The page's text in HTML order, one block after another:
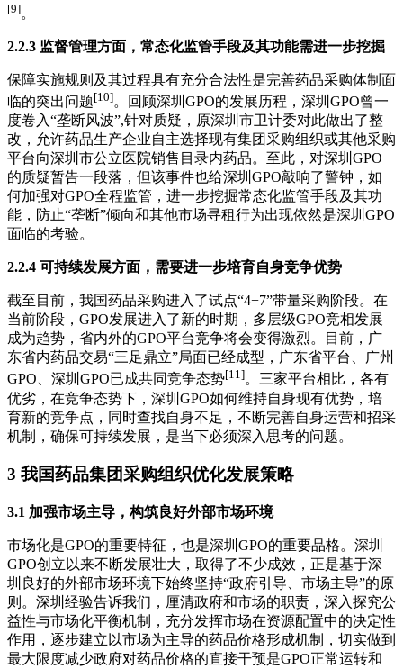
[9]。
2.2.3 监督管理方面，常态化监管手段及其功能需进一步挖掘
保障实施规则及其过程具有充分合法性是完善药品采购体制面
临的突出问题[10]。回顾深圳GPO的发展历程，深圳GPO曾一
度卷入“垄断风波”,针对质疑，原深圳市卫计委对此做出了整
改，允许药品生产企业自主选择现有集团采购组织或其他采购
平台向深圳市公立医院销售目录内药品。至此，对深圳GPO
的质疑暂告一段落，但该事件也给深圳GPO敲响了警钟，如
何加强对GPO全程监管，进一步挖掘常态化监管手段及其功
能，防止“垄断”倾向和其他市场寻租行为出现依然是深圳GPO
面临的考验。
2.2.4 可持续发展方面，需要进一步培育自身竞争优势
截至目前，我国药品采购进入了试点“4+7”带量采购阶段。在
当前阶段，GPO发展进入了新的时期，多层级GPO竞相发展
成为趋势，省内外的GPO平台竞争将会变得激烈。目前，广
东省内药品交易“三足鼎立”局面已经成型，广东省平台、广州
GPO、深圳GPO已成共同竞争态势[11]。三家平台相比，各有
优劣，在竞争态势下，深圳GPO如何维持自身现有优势，培
育新的竞争点，同时查找自身不足，不断完善自身运营和招采
机制，确保可持续发展，是当下必须深入思考的问题。
3 我国药品集团采购组织优化发展策略
3.1 加强市场主导，构筑良好外部市场环境
市场化是GPO的重要特征，也是深圳GPO的重要品格。深圳
GPO创立以来不断发展壮大，取得了不少成效，正是基于深
圳良好的外部市场环境下始终坚持“政府引导、市场主导”的原
则。深圳经验告诉我们，厘清政府和市场的职责，深入探究公
益性与市场化平衡机制，充分发挥市场在资源配置中的决定性
作用，逐步建立以市场为主导的药品价格形成机制，切实做到
最大限度减少政府对药品价格的直接干预是GPO正常运转和